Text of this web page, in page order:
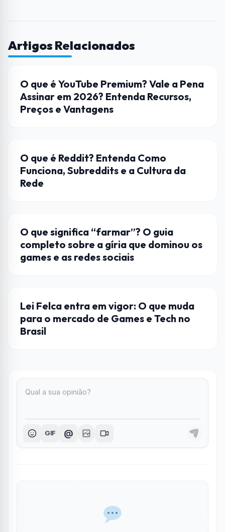
Artigos Relacionados
STREAMING
O que é YouTube Premium? Vale a Pena
Assinar em 2026? Entenda Recursos,
Preços e Vantagens
INTERNET
O que é Reddit? Entenda Como
Funciona, Subreddits e a Cultura da
Rede
CULTURA GEEK
O que significa “farmar”? O guia
completo sobre a gíria que dominou os
games e as redes sociais
GOVERNO
Lei Felca entra em vigor: O que muda
para o mercado de Games e Tech no
Brasil
GIF @